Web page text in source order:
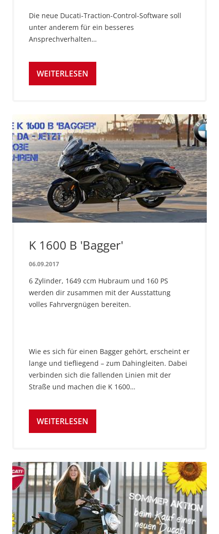
Die neue Ducati-Traction-Control-Software soll
unter anderem für ein besseres
Ansprechverhalten…
WEITERLESEN
K 1600 B 'Bagger'
06.09.2017
6 Zylinder, 1649 ccm Hubraum und 160 PS
werden dir zusammen mit der Ausstattung
volles Fahrvergnügen bereiten.
Wie es sich für einen Bagger gehört, erscheint er
lange und tiefliegend – zum Dahingleiten. Dabei
verbinden sich die fallenden Linien mit der
Straße und machen die K 1600…
WEITERLESEN